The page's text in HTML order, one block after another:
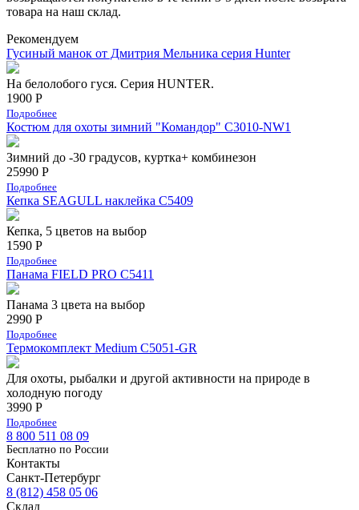
товара на наш склад.
Рекомендуем
Гусиный манок от Дмитрия Мельника серия Hunter
На белолобого гуся. Серия HUNTER.
1900 Р
Подробнее
Костюм для охоты зимний "Командор" С3010-NW1
Зимний до -30 градусов, куртка+ комбинезон
25990 Р
Подробнее
Кепка SEAGULL наклейка С5409
Кепка, 5 цветов на выбор
1590 Р
Подробнее
Панама FIELD PRO С5411
Панама 3 цвета на выбор
2990 Р
Подробнее
Термокомплект Medium С5051-GR
Для охоты, рыбалки и другой активности на природе в
холодную погоду
3990 Р
Подробнее
8 800 511 08 09
Бесплатно по Роcсии
Контакты
Санкт-Петербург
8 (812) 458 05 06
Склад